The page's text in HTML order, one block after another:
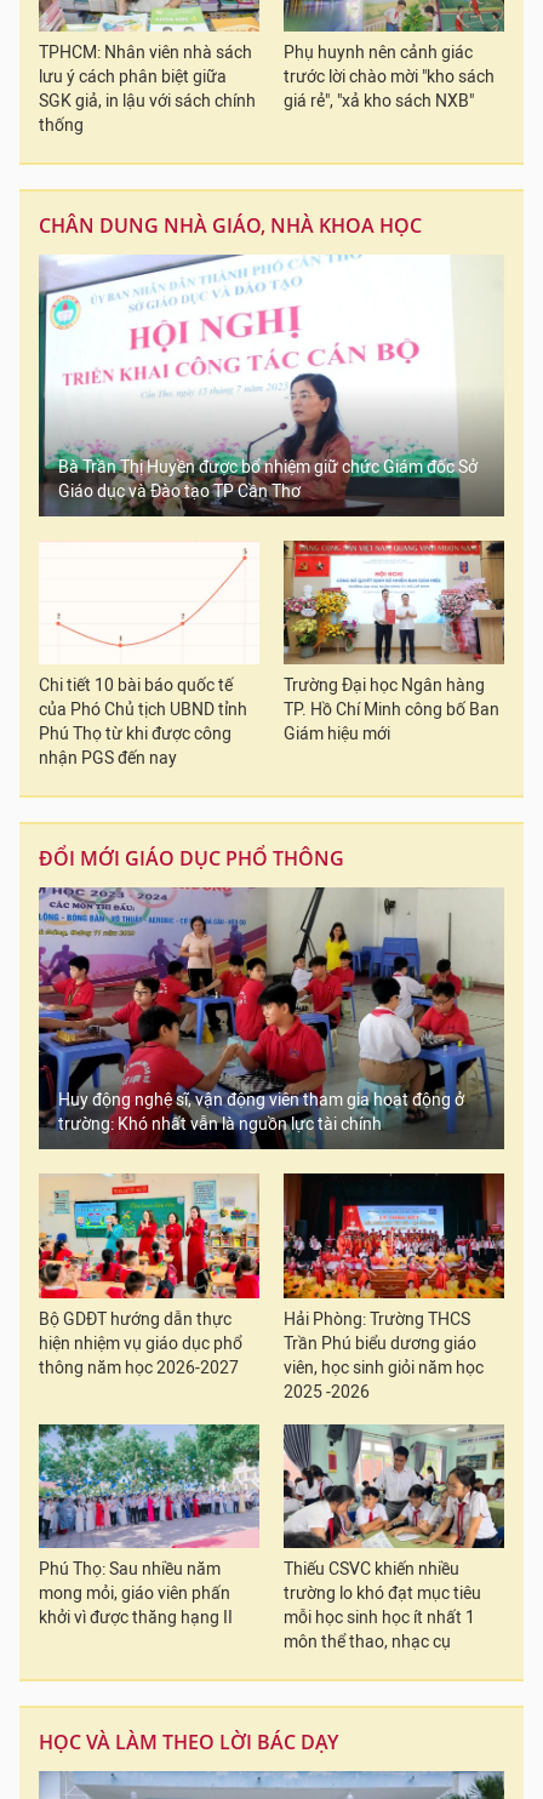
TPHCM: Nhân viên nhà sách
lưu ý cách phân biệt giữa
SGK giả, in lậu với sách chính
thống
Phụ huynh nên cảnh giác
trước lời chào mời "kho sách
giá rẻ", "xả kho sách NXB"
CHÂN DUNG NHÀ GIÁO, NHÀ KHOA HỌC
Bà Trần Thị Huyền được bổ nhiệm giữ chức Giám đốc Sở
Giáo dục và Đào tạo TP Cần Thơ
Chi tiết 10 bài báo quốc tế
của Phó Chủ tịch UBND tỉnh
Phú Thọ từ khi được công
nhận PGS đến nay
Trường Đại học Ngân hàng
TP. Hồ Chí Minh công bố Ban
Giám hiệu mới
ĐỔI MỚI GIÁO DỤC PHỔ THÔNG
Huy động nghệ sĩ, vận động viên tham gia hoạt động ở
trường: Khó nhất vẫn là nguồn lực tài chính
Bộ GDĐT hướng dẫn thực
hiện nhiệm vụ giáo dục phổ
thông năm học 2026-2027
Hải Phòng: Trường THCS
Trần Phú biểu dương giáo
viên, học sinh giỏi năm học
2025 -2026
Phú Thọ: Sau nhiều năm
mong mỏi, giáo viên phấn
khởi vì được thăng hạng II
Thiếu CSVC khiến nhiều
trường lo khó đạt mục tiêu
mỗi học sinh học ít nhất 1
môn thể thao, nhạc cụ
HỌC VÀ LÀM THEO LỜI BÁC DẠY